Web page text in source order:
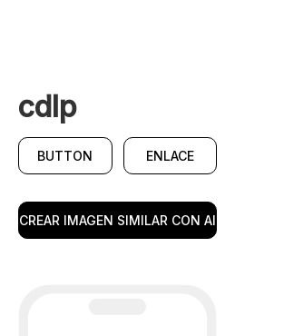
cdlp
BUTTON ENLACE
CREAR IMAGEN SIMILAR CON AI